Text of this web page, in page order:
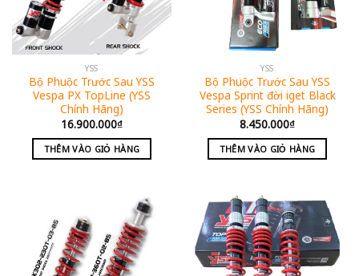
YSS
Bộ Phuộc Trước Sau YSS
Vespa PX TopLine (YSS
Chính Hãng)
16.900.000₫
THÊM VÀO GIỎ HÀNG
YSS
Bộ Phuộc Trước Sau YSS
Vespa Sprint đời iget Black
Series (YSS Chính Hãng)
8.450.000₫
THÊM VÀO GIỎ HÀNG